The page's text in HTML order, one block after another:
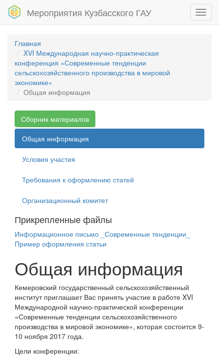
Мероприятия Кузбасского ГАУ
Главная
XVI Международная научно-практическая
конференция «Современные тенденции
сельскохозяйственного производства в мировой
экономике»
Общая информация
Сборник материалов
Общая информация
Условия участия
Требования к оформлению статей
Организационный комитет
Прикрепленные файлы
Информационное письмо _Современные тенденции_
Пример оформления статьи
Общая информация
Кемеровский государственный сельскохозяйственный
институт приглашает Вас принять участие в работе XVI
Международной научно-практической конференции
«Современные тенденции сельскохозяйственного
производства в мировой экономике», которая состоится 9-
10 ноября 2017 года.
Цели конференции: